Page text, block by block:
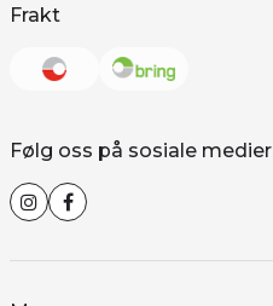
Frakt
Følg oss på sosiale medier